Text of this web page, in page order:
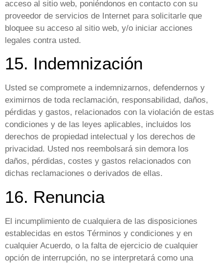
acceso al sitio web, poniéndonos en contacto con su
proveedor de servicios de Internet para solicitarle que
bloquee su acceso al sitio web, y/o iniciar acciones
legales contra usted.
15. Indemnización
Usted se compromete a indemnizarnos, defendernos y
eximirnos de toda reclamación, responsabilidad, daños,
pérdidas y gastos, relacionados con la violación de estas
condiciones y de las leyes aplicables, incluidos los
derechos de propiedad intelectual y los derechos de
privacidad. Usted nos reembolsará sin demora los
daños, pérdidas, costes y gastos relacionados con
dichas reclamaciones o derivados de ellas.
16. Renuncia
El incumplimiento de cualquiera de las disposiciones
establecidas en estos Términos y condiciones y en
cualquier Acuerdo, o la falta de ejercicio de cualquier
opción de interrupción, no se interpretará como una